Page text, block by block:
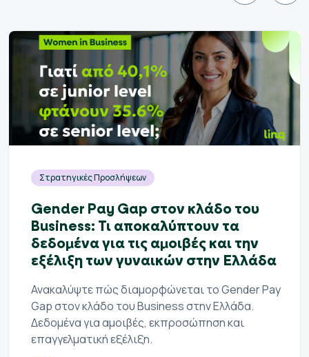
Στρατηγικές Προσλήψεων
Gender Pay Gap στον κλάδο του
Business: Τι αποκαλύπτουν τα
δεδομένα για τις αμοιβές και την
εξέλιξη των γυναικών στην Ελλάδα
Ανακαλύψτε πώς διαμορφώνεται το Gender Pay
Gap στον κλάδο του Business στην Ελλάδα.
Δεδομένα για αμοιβές, εκπροσώπηση και
επαγγελματική εξέλιξη.